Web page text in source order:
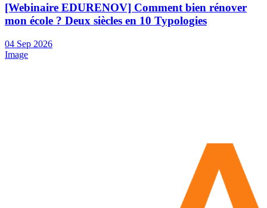
[Webinaire EDURENOV] Comment bien rénover
mon école ? Deux siècles en 10 Typologies
04 Sep 2026
Image